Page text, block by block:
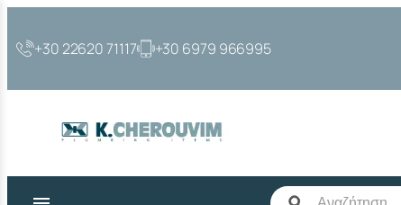
στο
περιεχόμενο
+30 22620 71117 +30 6979 966995